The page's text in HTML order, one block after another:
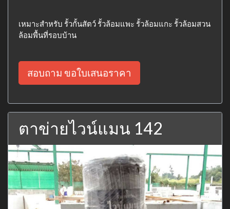
เหมาะสำหรับ รั้วกั้นสัตว์ รั้วล้อมแพะ รั้วล้อมแกะ รั้วล้อมสวน
ล้อมพื้นที่รอบบ้าน
สอบถาม ขอใบเสนอราคา
ตาข่ายไวน์แมน 142